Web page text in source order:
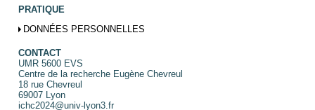
PRATIQUE
DONNÉES PERSONNELLES
CONTACT
UMR 5600 EVS
Centre de la recherche Eugène Chevreul
18 rue Chevreul
69007 Lyon
ichc2024@univ-lyon3.fr